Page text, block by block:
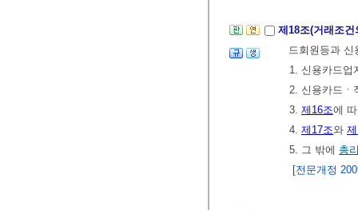
제18조(거래조
드회원등과
1. 신용카드업
2. 신용카드ㆍ
3. 제16조에
4. 제17조와
5. 그 밖에 총
[전문개정